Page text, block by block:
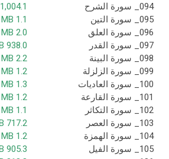
094_ سورة الشرح
1,004.1 KB
095_ سورة التين
1.1 MB
096_ سورة العلق
2.0 MB
097_ سورة القدر
938.0 KB
098_ سورة البينة
2.2 MB
099_ سورة الزلزلة
1.2 MB
100_ سورة العاديات
1.3 MB
101_ سورة القارعة
1.2 MB
102_ سورة التكاثر
1.1 MB
103_ سورة العصر
717.2 KB
104_ سورة الهمزة
1.2 MB
105_ سورة الفيل
905.3 KB